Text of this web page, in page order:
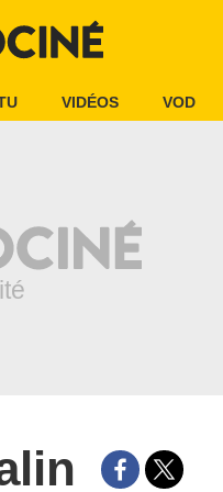
VIDÉOS VOD